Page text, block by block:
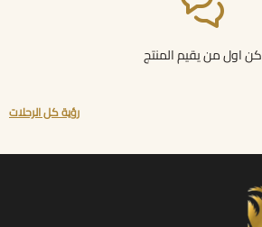
كن اول من يقيم المنتج
رؤية كل الرحلات